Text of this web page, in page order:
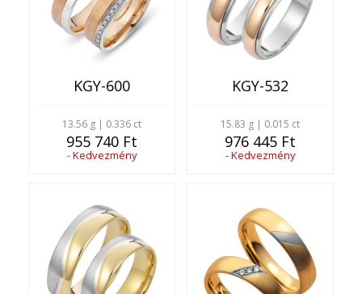
KGY-600
13.56 g | 0.336 ct
955 740 Ft
- Kedvezmény
KGY-532
15.83 g | 0.015 ct
976 445 Ft
- Kedvezmény